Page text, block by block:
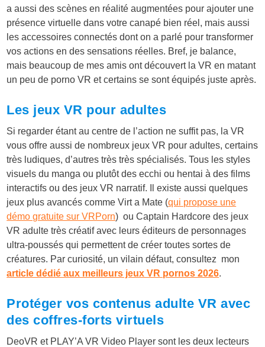
a aussi des scènes en réalité augmentées pour ajouter une
présence virtuelle dans votre canapé bien réel, mais aussi
les accessoires connectés dont on a parlé pour transformer
vos actions en des sensations réelles. Bref, je balance,
mais beaucoup de mes amis ont découvert la VR en matant
un peu de porno VR et certains se sont équipés juste après.
Les jeux VR pour adultes
Si regarder étant au centre de l’action ne suffit pas, la VR
vous offre aussi de nombreux jeux VR pour adultes, certains
très ludiques, d’autres très très spécialisés. Tous les styles
visuels du manga ou plutôt des ecchi ou hentai à des films
interactifs ou des jeux VR narratif. Il existe aussi quelques
jeux plus avancés comme Virt a Mate (qui propose une
démo gratuite sur VRPorn) ou Captain Hardcore des jeux
VR adulte très créatif avec leurs éditeurs de personnages
ultra-poussés qui permettent de créer toutes sortes de
créatures. Par curiosité, un vilain défaut, consultez mon
article dédié aux meilleurs jeux VR pornos 2026.
Protéger vos contenus adulte VR avec
des coffres-forts virtuels
DeoVR et PLAY’A VR Video Player sont les deux lecteurs